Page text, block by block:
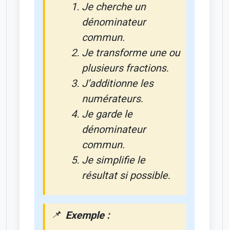
Je cherche un
dénominateur
commun.
Je transforme une ou
plusieurs fractions.
J’additionne les
numérateurs.
Je garde le
dénominateur
commun.
Je simplifie le
résultat si possible.
Exemple :